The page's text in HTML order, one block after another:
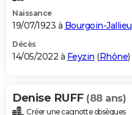
Naissance
19/07/1923 à Bourgoin-Jallieu
Décès
14/05/2022 à Feyzin (Rhône)
Denise RUFF (88 ans)
Créer une cagnotte obsèques